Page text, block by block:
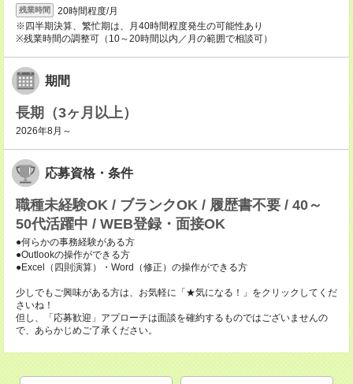
残業時間
20時間程度/月
※四半期決算、繁忙期は、月40時間程度発生の可能性あり
※残業時間の調整可（10～20時間以内／月の範囲で相談可）
期間
長期（3ヶ月以上）
2026年8月～
応募資格・条件
職種未経験OK / ブランクOK / 履歴書不要 / 40～
50代活躍中 / WEB登録・面接OK
●何らかの事務経験がある方
●Outlookの操作ができる方
●Excel（四則演算）・Word（修正）の操作ができる方
少しでもご興味がある方は、お気軽に「★気になる！」をクリックしてくだ
さいね！
但し、「応募歓迎」アプローチは面談を確約するものではございませんの
で、あらかじめご了承ください。